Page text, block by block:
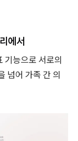
에서
기능으로 서로의
넘어 가족 간 의